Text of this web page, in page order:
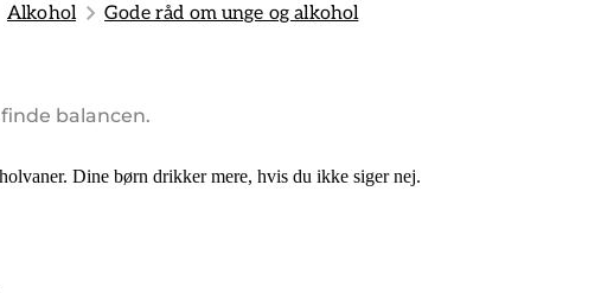
Alkohol Gode råd om unge og alkohol
balancen.
Dine børn drikker mere, hvis du ikke siger nej.